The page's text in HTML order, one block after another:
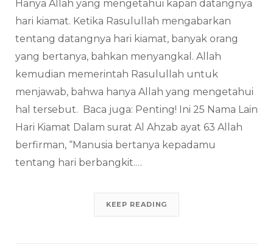
Hanya Allah yang mengetahui kapan datangnya
hari kiamat. Ketika Rasulullah mengabarkan
tentang datangnya hari kiamat, banyak orang
yang bertanya, bahkan menyangkal. Allah
kemudian memerintah Rasulullah untuk
menjawab, bahwa hanya Allah yang mengetahui
hal tersebut. Baca juga: Penting! Ini 25 Nama Lain
Hari Kiamat Dalam surat Al Ahzab ayat 63 Allah
berfirman, “Manusia bertanya kepadamu
tentang hari berbangkit.…
KEEP READING